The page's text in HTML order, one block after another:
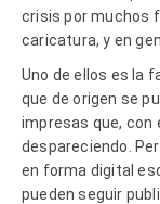
crisis por muchos
caricatura, y en
Uno de ellos es la
que de origen se
impresas que, con
despareciendo.
en forma digital
pueden seguir